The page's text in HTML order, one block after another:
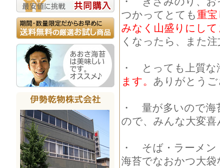
つかってとても重
みなく山盛りにして
くなったら、また
・ とっても上質な
ます。 ありがとう
・ 量が多いので海
ので、みんな大変
・ そば・ラーメン
海苔でなおかつ大